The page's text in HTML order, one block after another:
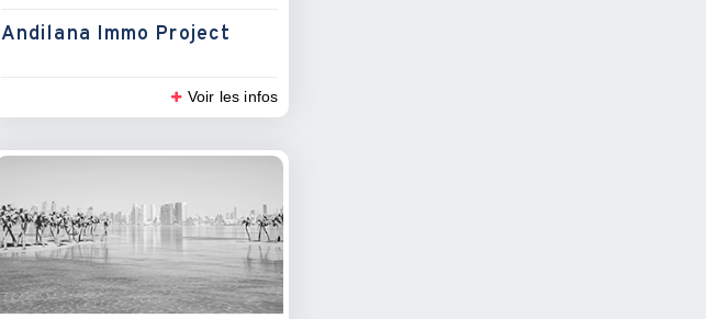
Andilana Immo Project
Voir les infos